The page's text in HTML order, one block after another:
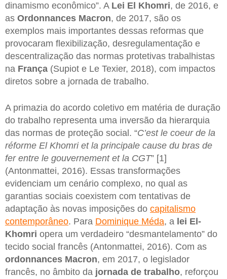
dinamismo econômico”. A Lei El Khomri, de 2016, e
as Ordonnances Macron, de 2017, são os
exemplos mais importantes dessas reformas que
provocaram flexibilização, desregulamentação e
descentralização das normas protetivas trabalhistas
na França (Supiot e Le Texier, 2018), com impactos
diretos sobre a jornada de trabalho.
A primazia do acordo coletivo em matéria de duração
do trabalho representa uma inversão da hierarquia
das normas de proteção social. “C’est le coeur de la
réforme El Khomri et la principale cause du bras de
fer entre le gouvernement et la CGT” [1]
(Antonmattei, 2016). Essas transformações
evidenciam um cenário complexo, no qual as
garantias sociais coexistem com tentativas de
adaptação às novas imposições do capitalismo
contemporâneo. Para Dominique Méda, a lei El-
Khomri opera um verdadeiro “desmantelamento” do
tecido social francês (Antonmattei, 2016). Com as
ordonnances Macron, em 2017, o legislador
francês, no âmbito da jornada de trabalho, reforçou